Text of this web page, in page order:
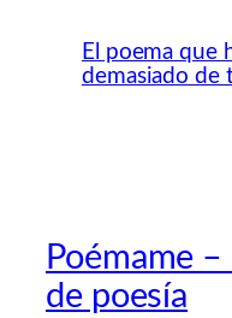
El poema que
demasiado de
Poémame
de poesía